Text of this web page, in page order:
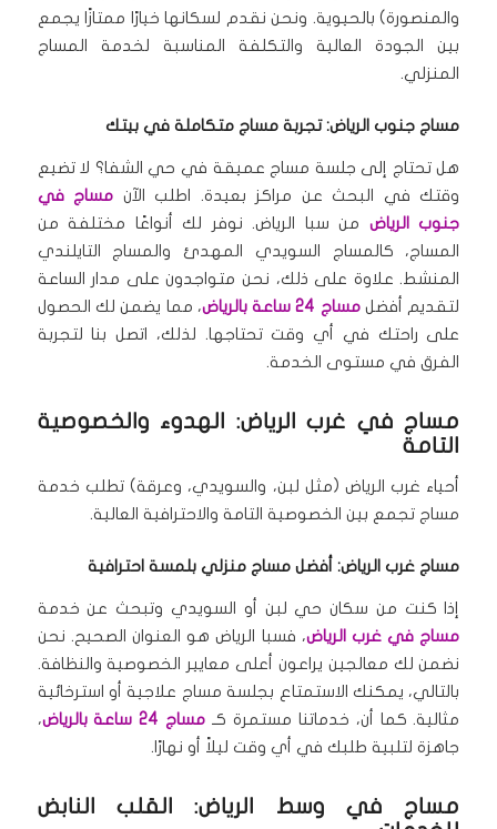
والمنصورة) بالحيوية. ونحن نقدم لسكانها خيارًا ممتازًا يجمع
بين الجودة العالية والتكلفة المناسبة لخدمة المساج
المنزلي.
مساج جنوب الرياض: تجربة مساج متكاملة في بيتك
هل تحتاج إلى جلسة مساج عميقة في حي الشفا؟ لا تضيع
وقتك في البحث عن مراكز بعيدة. اطلب الآن مساج في
جنوب الرياض من سبا الرياض. نوفر لك أنواعًا مختلفة من
المساج، كالمساج السويدي المهدئ والمساج التايلندي
المنشط. علاوة على ذلك، نحن متواجدون على مدار الساعة
لتقديم أفضلمساج 24 ساعة بالرياض
، مما يضمن لك الحصول
على راحتك في أي وقت تحتاجها. لذلك، اتصل بنا لتجربة
الفرق في مستوى الخدمة.
مساج في غرب الرياض: الهدوء والخصوصية
التامة
أحياء غرب الرياض (مثل لبن، والسويدي، وعرقة) تطلب خدمة
مساج تجمع بين الخصوصية التامة والاحترافية العالية.
مساج غرب الرياض: أفضل مساج منزلي بلمسة احترافية
إذا كنت من سكان حي لبن أو السويدي وتبحث عن خدمة
مساج في غرب الرياض، فسبا الرياض هو العنوان الصحيح. نحن
نضمن لك معالجين يراعون أعلى معايير الخصوصية والنظافة.
بالتالي، يمكنك الاستمتاع بجلسة مساج علاجية أو استرخائية
مثالية. كما أن، خدماتنا مستمرة كـ مساج 24 ساعة بالرياض
،
جاهزة لتلبية طلبك في أي وقت ليلاً أو نهارًا.
مساج في وسط الرياض: القلب النابض